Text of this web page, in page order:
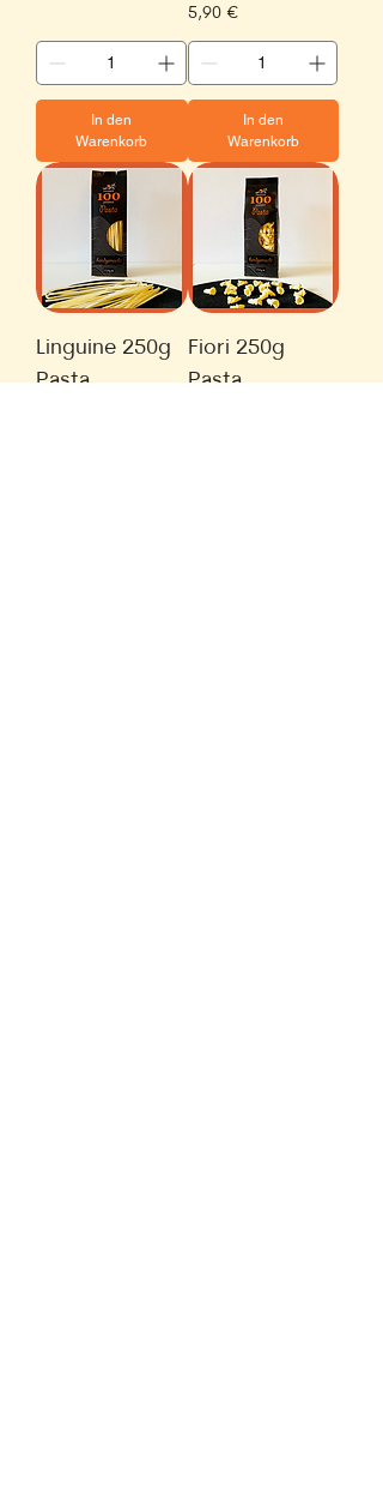
In den
Warenkorb
Preis
5,90 €
In den
Warenkorb
Linguine 250g
Pasta
Fiori 250g
Pasta